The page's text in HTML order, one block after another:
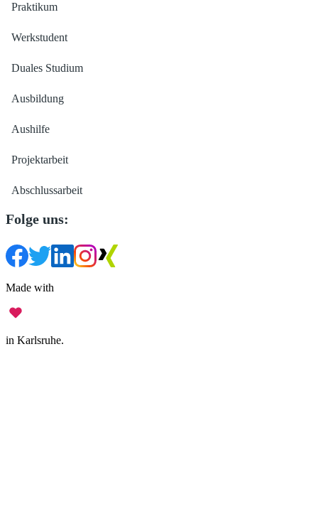
Praktikum
Werkstudent
Duales Studium
Ausbildung
Aushilfe
Projektarbeit
Abschlussarbeit
Folge uns:
Made with
in Karlsruhe.